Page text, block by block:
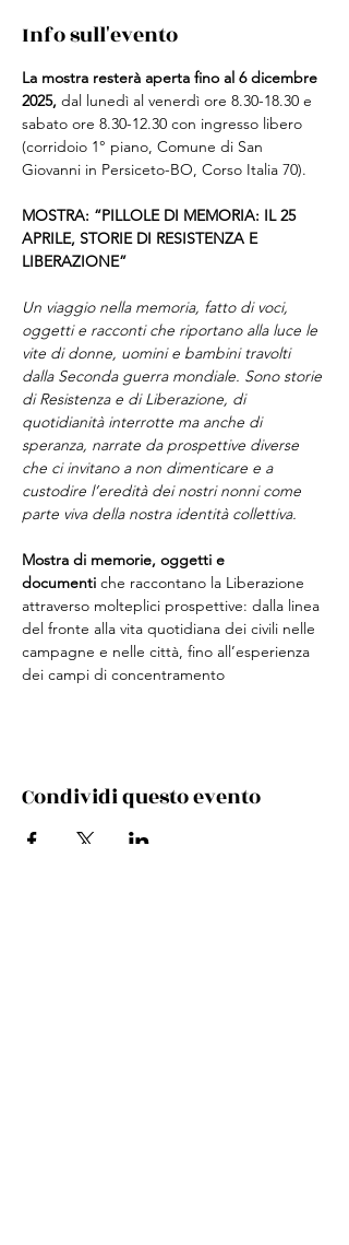
Info sull'evento
La mostra resterà aperta fino al 6 dicembre
2025, dal lunedì al venerdì ore 8.30-18.30 e
sabato ore 8.30-12.30 con ingresso libero
(corridoio 1° piano, Comune di San
Giovanni in Persiceto-BO, Corso Italia 70).
MOSTRA: “PILLOLE DI MEMORIA: IL 25
APRILE, STORIE DI RESISTENZA E
LIBERAZIONE”
Un viaggio nella memoria, fatto di voci,
oggetti e racconti che riportano alla luce le
vite di donne, uomini e bambini travolti
dalla Seconda guerra mondiale. Sono storie
di Resistenza e di Liberazione, di
quotidianità interrotte ma anche di
speranza, narrate da prospettive diverse
che ci invitano a non dimenticare e a
custodire l’eredità dei nostri nonni come
parte viva della nostra identità collettiva.
Mostra di memorie, oggetti e
documenti che raccontano la Liberazione
attraverso molteplici prospettive: dalla linea
del fronte alla vita quotidiana dei civili nelle
campagne e nelle città, fino all’esperienza
dei campi di concentramento
Condividi questo evento